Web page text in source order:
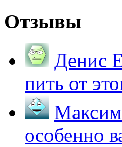
Отзывы
Денис
пить от
особенно